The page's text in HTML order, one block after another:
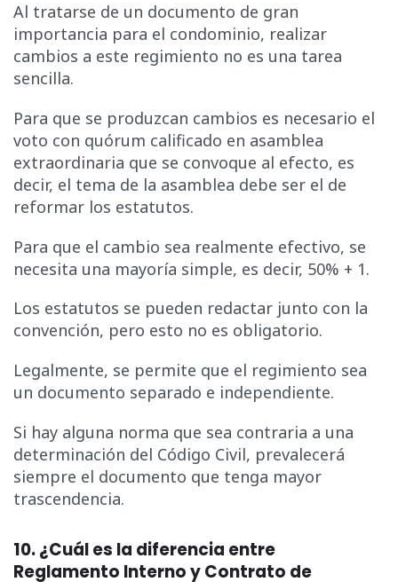
Al tratarse de un documento de gran
importancia para el condominio, realizar
cambios a este regimiento no es una tarea
sencilla.
Para que se produzcan cambios es necesario el
voto con quórum calificado en asamblea
extraordinaria que se convoque al efecto, es
decir, el tema de la asamblea debe ser el de
reformar los estatutos.
Para que el cambio sea realmente efectivo, se
necesita una mayoría simple, es decir, 50% + 1.
Los estatutos se pueden redactar junto con la
convención, pero esto no es obligatorio.
Legalmente, se permite que el regimiento sea
un documento separado e independiente.
Si hay alguna norma que sea contraria a una
determinación del Código Civil, prevalecerá
siempre el documento que tenga mayor
trascendencia.
10. ¿Cuál es la diferencia entre
Reglamento Interno y Contrato de